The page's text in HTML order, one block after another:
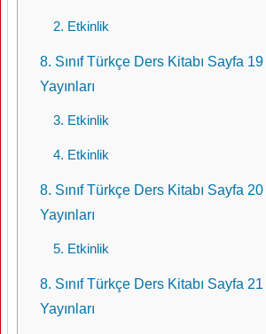
2. Etkinlik
8. Sınıf Türkçe Ders Kitabı Sayfa
Yayınları
3. Etkinlik
4. Etkinlik
8. Sınıf Türkçe Ders Kitabı Sayfa
Yayınları
5. Etkinlik
8. Sınıf Türkçe Ders Kitabı Sayfa
Yayınları